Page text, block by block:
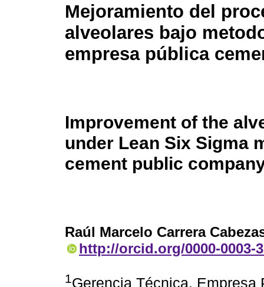
Mejoramiento del
alveolares bajo
empresa pública
Improvement of the
under Lean Six Sigma
cement public
Raúl Marcelo Carrera
http://orcid.org/0000-0003-
1Gerencia Técnica, Empresa